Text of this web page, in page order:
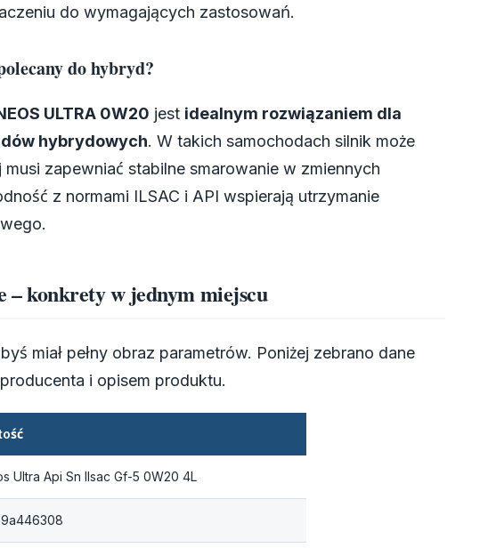
do wymagających zastosowań.
do hybryd?
ULTRA 0W20 jest idealnym rozwiązaniem dla
hybrydowych. W takich samochodach silnik może
zapewniać stabilne smarowanie w zmiennych
z normami ILSAC i API wspierają utrzymanie
– konkrety w jednym miejscu
miał pełny obraz parametrów. Poniżej zebrano dane
i opisem produktu.
Ultra Api Sn Ilsac Gf-5 0W20 4L